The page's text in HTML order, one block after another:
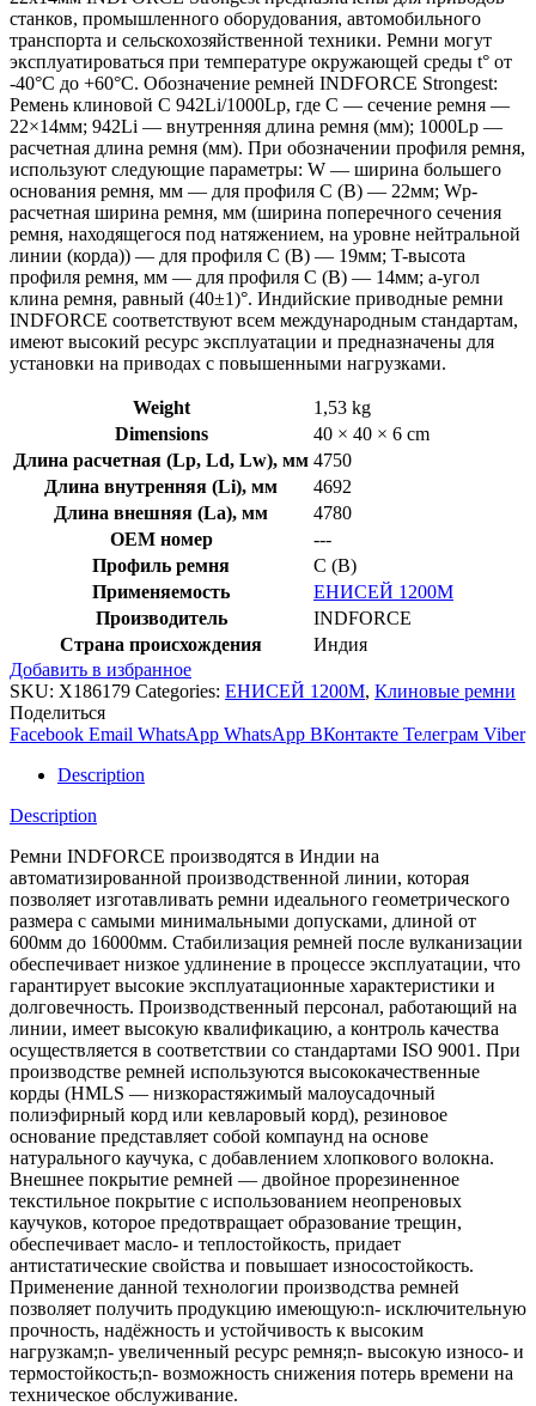
станков, промышленного оборудования, автомобильного
транспорта и сельскохозяйственной техники. Ремни могут
эксплуатироваться при температуре окружающей среды t° от
-40°С до +60°С. Обозначение ремней INDFORCE Strongest:
Ремень клиновой С 942Li/1000Lp, где C — сечение ремня —
22×14мм; 942Li — внутренняя длина ремня (мм); 1000Lp —
расчетная длина ремня (мм). При обозначении профиля ремня,
используют следующие параметры: W — ширина большего
основания ремня, мм — для профиля С (В) — 22мм; Wp-
расчетная ширина ремня, мм (ширина поперечного сечения
ремня, находящегося под натяжением, на уровне нейтральной
линии (корда)) — для профиля С (В) — 19мм; T-высота
профиля ремня, мм — для профиля С (В) — 14мм; a-угол
клина ремня, равный (40±1)°. Индийские приводные ремни
INDFORCE соответствуют всем международным стандартам,
имеют высокий ресурс эксплуатации и предназначены для
установки на приводах с повышенными нагрузками.
Weight
1,53 kg
Dimensions
40 × 40 × 6 cm
Длина расчетная (Lp, Ld, Lw), мм 4750
Длина внутренняя (Li), мм
4692
Длина внешняя (La), мм
4780
OEM номер
---
Профиль ремня
C (В)
Применяемость
ЕНИСЕЙ 1200М
Производитель
INDFORCE
Страна происхождения
Индия
Добавить в избранное
SKU: X186179 Categories: ЕНИСЕЙ 1200М, Клиновые ремни
Поделиться
Facebook Email WhatsApp WhatsApp ВКонтакте Телеграм Viber
Description
Description
Ремни INDFORCE производятся в Индии на
автоматизированной производственной линии, которая
позволяет изготавливать ремни идеального геометрического
размера с самыми минимальными допусками, длиной от
600мм до 16000мм. Стабилизация ремней после вулканизации
обеспечивает низкое удлинение в процессе эксплуатации, что
гарантирует высокие эксплуатационные характеристики и
долговечность. Производственный персонал, работающий на
линии, имеет высокую квалификацию, а контроль качества
осуществляется в соответствии со стандартами ISO 9001. При
производстве ремней используются высококачественные
корды (HMLS — низкорастяжимый малоусадочный
полиэфирный корд или кевларовый корд), резиновое
основание представляет собой компаунд на основе
натурального каучука, с добавлением хлопкового волокна.
Внешнее покрытие ремней — двойное прорезиненное
текстильное покрытие с использованием неопреновых
каучуков, которое предотвращает образование трещин,
обеспечивает масло- и теплостойкость, придает
антистатические свойства и повышает износостойкость.
Применение данной технологии производства ремней
позволяет получить продукцию имеющую:n- исключительную
прочность, надёжность и устойчивость к высоким
нагрузкам;n- увеличенный ресурс ремня;n- высокую износо- и
термостойкость;n- возможность снижения потерь времени на
техническое обслуживание.